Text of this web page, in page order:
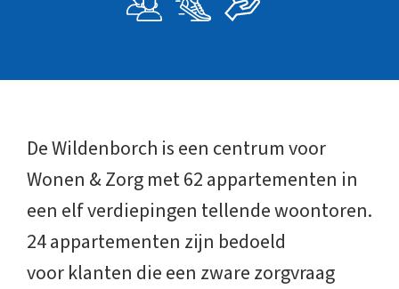
De Wildenborch is een centrum voor
Wonen & Zorg met 62 appartementen in
een elf verdiepingen tellende woontoren.
24 appartementen zijn bedoeld
voor klanten die een zware zorgvraag